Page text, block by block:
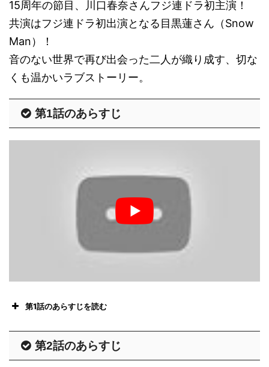
15周年の節目、川口春奈さんフジ連ドラ初主演！
共演はフジ連ドラ初出演となる目黒蓮さん（Snow
Man）！
音のない世界で再び出会った二人が織り成す、切な
くも温かいラブストーリー。
第1話のあらすじ
第1話のあらすじを読む
第2話のあらすじ